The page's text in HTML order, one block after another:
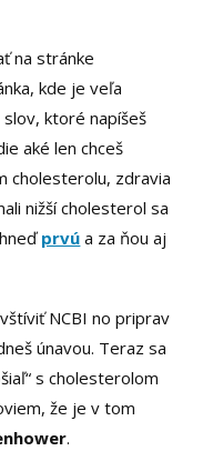
na stránke
kde je veľa
ktoré napíšeš
aké len chceš
cholesterolu, zdravia
nižší cholesterol sa
prvú a za ňou aj
NCBI no priprav
únavou. Teraz sa
s cholesterolom
že je v tom
.